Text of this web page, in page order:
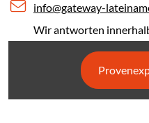
info@gateway-
Wir antworten